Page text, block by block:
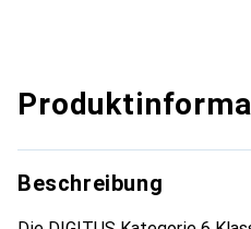
Beschreibung